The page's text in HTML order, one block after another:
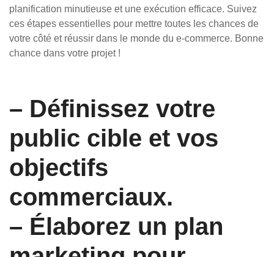
planification minutieuse et une exécution efficace. Suivez
ces étapes essentielles pour mettre toutes les chances de
votre côté et réussir dans le monde du e-commerce. Bonne
chance dans votre projet !
– Définissez votre
public cible et vos
objectifs
commerciaux.
– Élaborez un plan